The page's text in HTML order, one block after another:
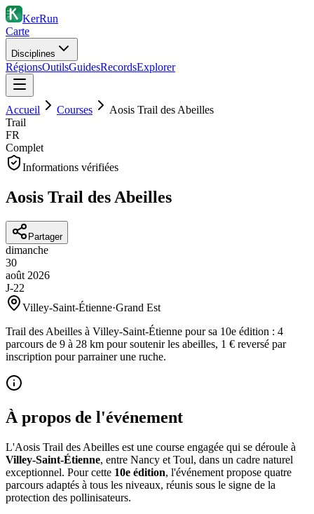
KerRun
Carte
Disciplines
RégionsOutilsGuidesRecordsExplorer
Accueil Courses
Aosis Trail des Abeilles
Trail
FR
Complet
Informations vérifiées
Aosis Trail des Abeilles
Partager
dimanche
30
août 2026
J-22
Villey-Saint-Étienne·Grand Est
Trail des Abeilles à Villey-Saint-Étienne pour sa 10e édition : 4
parcours de 9 à 28 km pour soutenir les abeilles, 1 € reversé par
inscription pour parrainer une ruche.
À propos de l'événement
L'Aosis Trail des Abeilles est une course engagée qui se déroule à
Villey-Saint-Étienne, entre Nancy et Toul, dans un cadre naturel
exceptionnel. Pour cette 10e édition, l'événement propose quatre
parcours adaptés à tous les niveaux, réunis sous le signe de la
protection des pollinisateurs.